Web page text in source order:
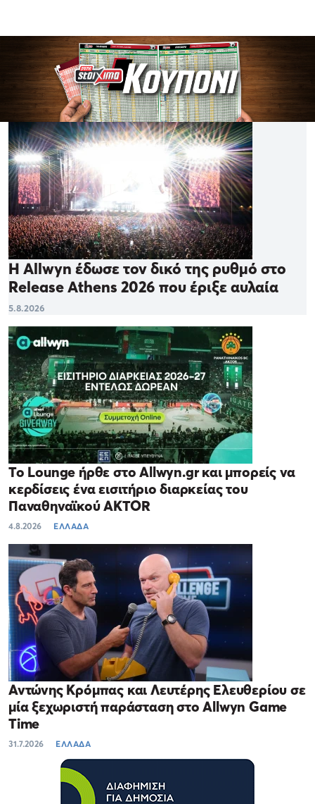
Η Allwyn έδωσε τον δικό της ρυθμό στο
Release Athens 2026 που έριξε αυλαία
5.8.2026
Το Lounge ήρθε στο Allwyn.gr και μπορείς να
κερδίσεις ένα εισιτήριο διαρκείας του
Παναθηναϊκού AKTOR
4.8.2026 ΕΛΛΑΔΑ
Αντώνης Κρόμπας και Λευτέρης Ελευθερίου σε
μία ξεχωριστή παράσταση στο Allwyn Game
Time
31.7.2026 ΕΛΛΑΔΑ